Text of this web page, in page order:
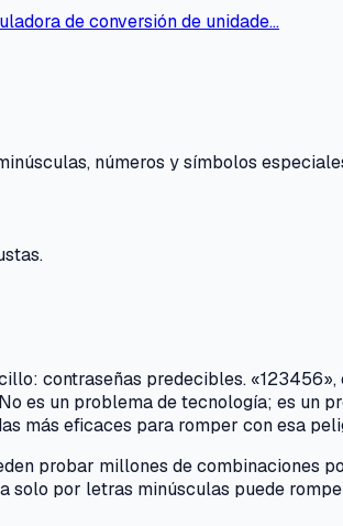
de conversión de unidade…
números y símbolos
contraseñas predecibles.
es un problema de tecnología; es un
más eficaces para romper con esa
probar millones de combinaciones
solo por letras minúsculas puede